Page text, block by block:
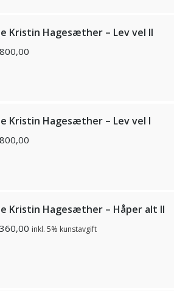
Kristin Hagesæther – Lev vel II
Kristin Hagesæther – Lev vel I
Kristin Hagesæther – Håper alt II
inkl. 5% kunstavgift